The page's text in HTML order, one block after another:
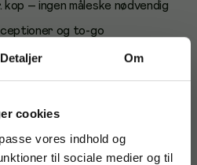
Detaljer Om
cookies
vores indhold og
til sociale medier og til
– ingen måleske nødvendig
og to-go
at opbevare
institutioner, hotel/konference
Rør rundt og servér.